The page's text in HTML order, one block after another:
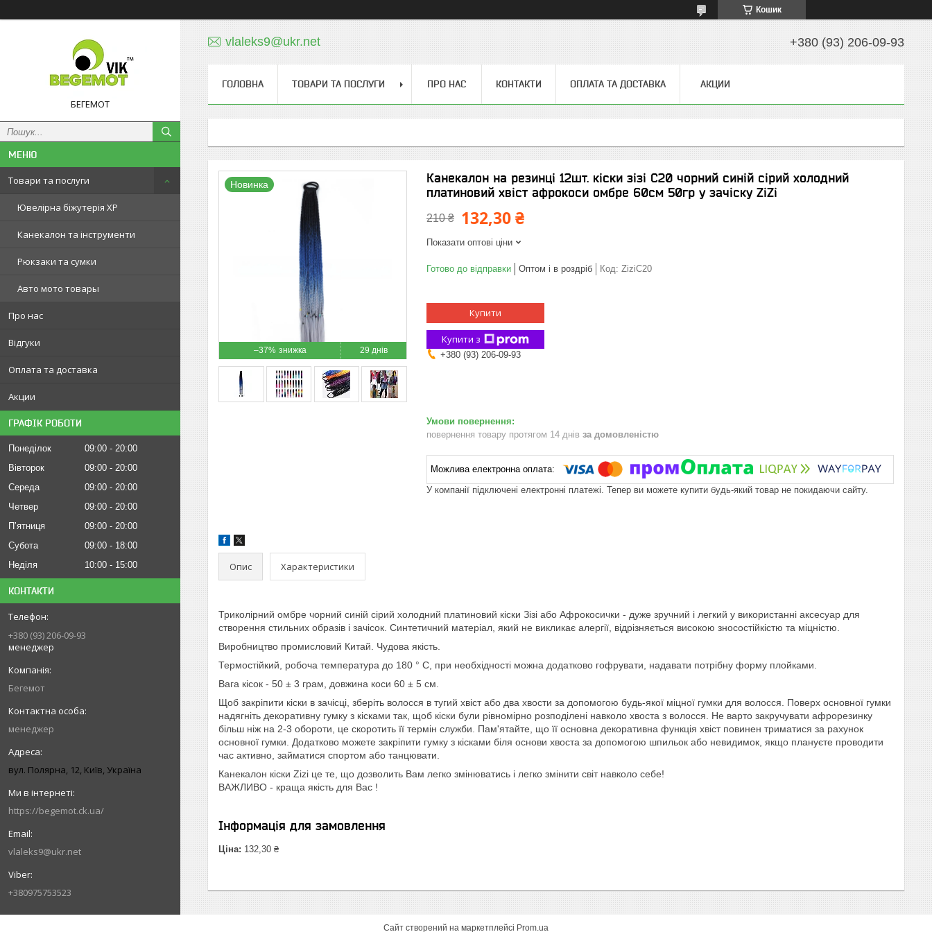
Кошик
БЕГЕМОТ
Товари та послуги
Ювелірна біжутерія XP
Канекалон та інструменти
Рюкзаки та сумки
Авто мото товары
Про нас
Відгуки
Оплата та доставка
Акции
ГРАФІК РОБОТИ
Понеділок 09:00
20:00
Вівторок
09:00
20:00
Середа
09:00
20:00
Четвер
09:00
20:00
Пʼятниця
09:00
20:00
Субота
09:00
18:00
Неділя
10:00 15:00
КОНТАКТИ
+380 (93) 206-09-93
менеджер
Бегемот
менеджер
вул. Полярна, 12, Київ, Україна
https://begemot.ck.ua/
vlaleks9@ukr.net
+380975753523
vlaleks9@ukr.net +380 (93) 206-09-93
ГОЛОВНА ТОВАРИ ТА ПОСЛУГИ ПРО НАС КОНТАКТИ ОПЛАТА ТА ДОСТАВКА АКЦИИ
–37% 29 днів
Новинка
Канекалон на резинці 12шт. кіски зізі C20 чорний синій сірий холодний
платиновий хвіст афрокоси омбре 60см 50гр у зачіску ZiZi
210 ₴ 132,30 ₴
Показати оптові ціни
Готово до відправки Оптом і в роздріб Код: ZiziC20
Купити
Купити з
+380 (93) 206-09-93
повернення товару протягом 14 днів за домовленістю
У компанії підключені електронні платежі. Тепер ви можете купити будь-який товар не покидаючи сайту.
Опис Характеристики
Триколірний омбре чорний синій сірий холодний платиновий кіски Зізі або Афрокосички - дуже зручний і легкий у використанні аксесуар для
створення стильних образів і зачісок. Синтетичний матеріал, який не викликає алергії, відрізняється високою зносостійкістю та міцністю.
Виробництво промисловий Китай. Чудова якість.
Термостійкий, робоча температура до 180 ° С, при необхідності можна додатково гофрувати, надавати потрібну форму плойками.
Вага кісок - 50 ± 3 грам, довжина коси 60 ± 5 см.
Щоб закріпити кіски в зачісці, зберіть волосся в тугий хвіст або два хвости за допомогою будь-якої міцної гумки для волосся. Поверх основної гумки
надягніть декоративну гумку з кісками так, щоб кіски були рівномірно розподілені навколо хвоста з волосся. Не варто закручувати афрорезинку
більш ніж на 2-3 обороти, це скоротить її термін служби. Пам'ятайте, що її основна декоративна функція хвіст повинен триматися за рахунок
основної гумки. Додатково можете закріпити гумку з кісками біля основи хвоста за допомогою шпильок або невидимок, якщо плануєте проводити
час активно, займатися спортом або танцювати.
Канекалон кіски Zizi це те, що дозволить Вам легко змінюватись і легко змінити світ навколо себе!
ВАЖЛИВО - краща якість для Вас !
Інформація для замовлення
Ціна: 132,30 ₴
Сайт створений на маркетплейсі Prom.ua